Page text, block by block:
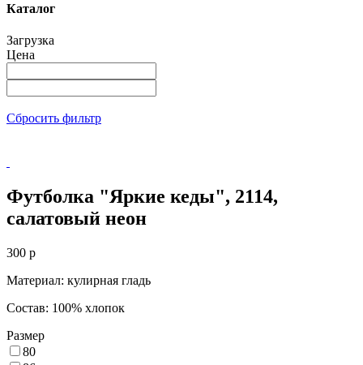
Каталог
Загрузка
Цена
Сбросить фильтр
Футболка "Яркие кеды", 2114,
салатовый неон
300 p
Материал: кулирная гладь
Состав: 100% хлопок
Размер
80